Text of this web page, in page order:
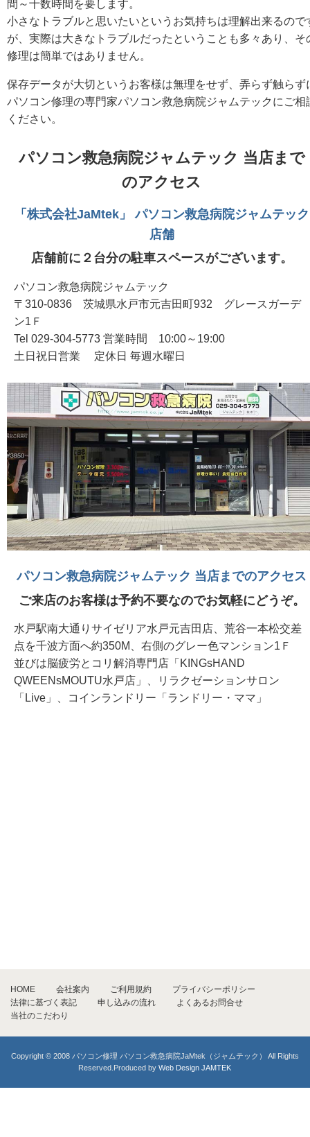
間～十数時間を要します。
小さなトラブルと思いたいというお気持ちは理解出来るので
が、実際は大きなトラブルだったということも多々あり、そ
修理は簡単ではありません。
保存データが大切というお客様は無理をせず、弄らず触らず
パソコン修理の専門家パソコン救急病院ジャムテックにご相
ください。
パソコン救急病院ジャムテック 当店まで
のアクセス
「株式会社JaMtek」 パソコン救急病院ジャムテック
店舗
店舗前に２台分の駐車スペースがございます。
パソコン救急病院ジャムテック
〒310-0836 茨城県水戸市元吉田町932 グレースガーデ
ン1Ｆ
Tel 029-304-5773 営業時間 10:00～19:00
土日祝日営業 定休日 毎週水曜日
パソコン救急病院ジャムテック 当店までのアクセス
ご来店のお客様は予約不要なのでお気軽にどうぞ。
水戸駅南大通りサイゼリア水戸元吉田店、荒谷一本松交差
点を千波方面へ約350M、右側のグレー色マンション1Ｆ
並びは脳疲労とコリ解消専門店「KINGsHAND
QWEENsMOUTU水戸店」、リラクゼーションサロン
「Live」、コインランドリー「ランドリー・ママ」
HOME 会社案内 ご利用規約
プライバシーポリシー
法律に基づく表記
申し込みの流れ
よくあるお問合せ
当社のこだわり
Copyright © 2008 パソコン修理 パソコン救急病院JaMtek（ジャムテック） All Rights
Reserved.Produced byWeb Design JAMTEK